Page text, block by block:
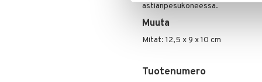
astianpesukoneessa.
Muuta
Mitat: 12,5 x 9 x 10 cm
Tuotenumero